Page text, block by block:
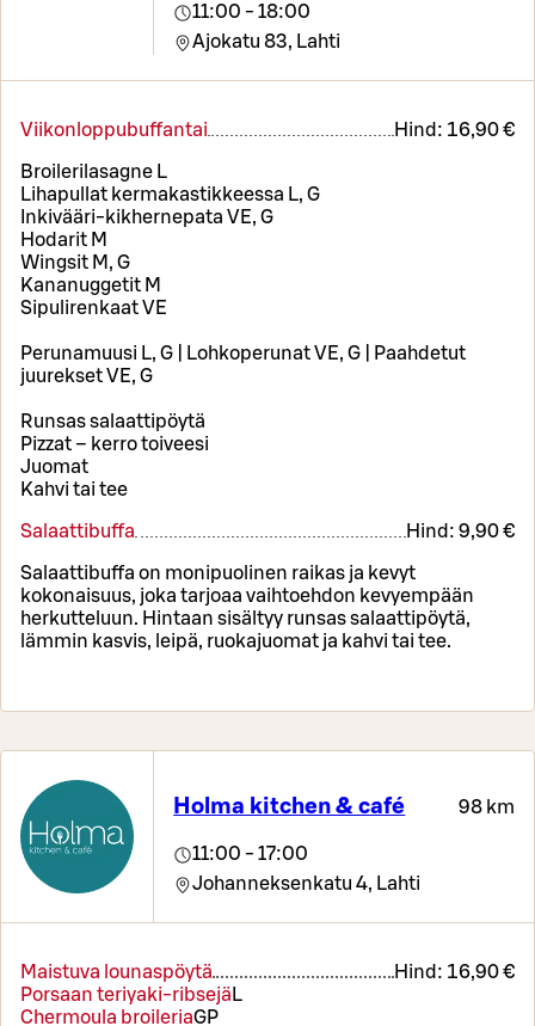
11:00 - 18:00
Ajokatu 83, Lahti
Viikonloppubuffantai Hind: 16,90 €
Broilerilasagne L
Lihapullat kermakastikkeessa L, G
Inkivääri-kikhernepata VE, G
Hodarit M
Wingsit M, G
Kananuggetit M
Sipulirenkaat VE
Perunamuusi L, G | Lohkoperunat VE, G | Paahdetut
juurekset VE, G
Runsas salaattipöytä
Pizzat – kerro toiveesi
Juomat
Kahvi tai tee
Salaattibuffa Hind: 9,90 €
Salaattibuffa on monipuolinen raikas ja kevyt
kokonaisuus, joka tarjoaa vaihtoehdon kevyempään
herkutteluun. Hintaan sisältyy runsas salaattipöytä,
lämmin kasvis, leipä, ruokajuomat ja kahvi tai tee.
Holma kitchen & café 98 km
11:00 - 17:00
Johanneksenkatu 4, Lahti
Maistuva lounaspöytä Hind: 16,90 €
Porsaan teriyaki-ribsejä L
Chermoula broileriaGP